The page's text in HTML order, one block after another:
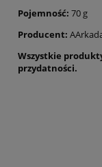
Pojemność: 70 g
Producent:
Wszystkie
przydatności.